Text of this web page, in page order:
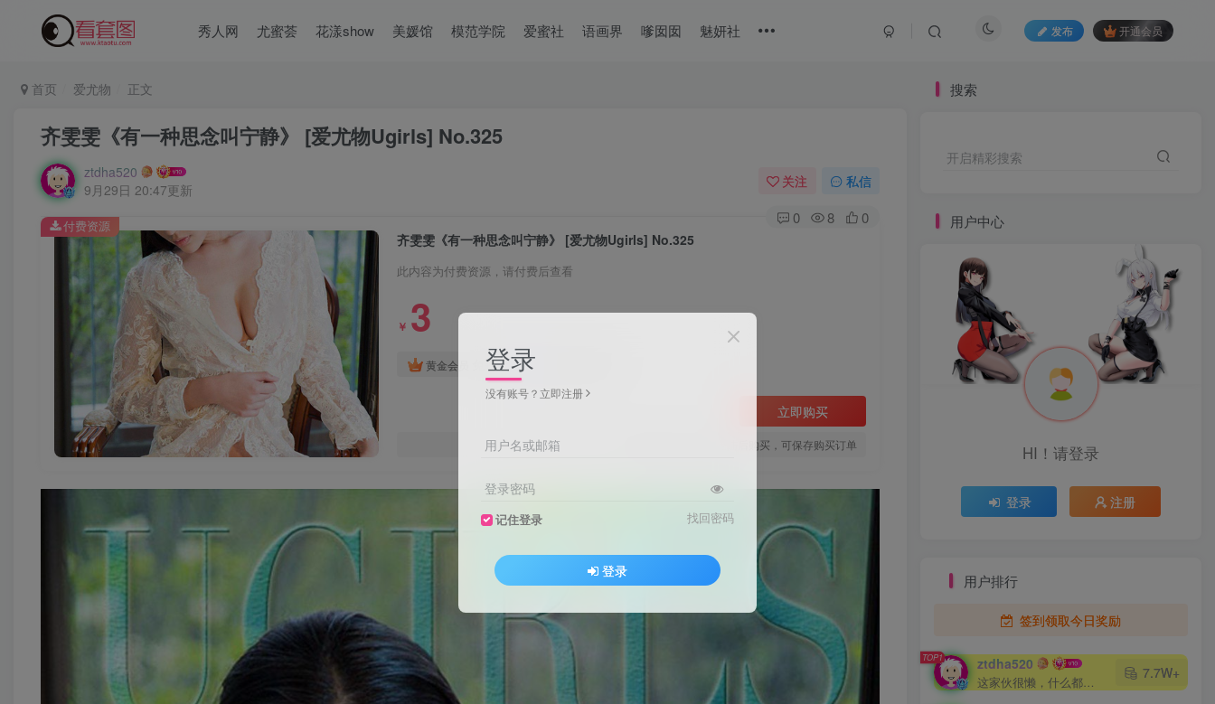
秀人网 尤蜜荟 花漾show 美媛馆 模范学院 爱蜜社 语画界 嗲囡囡 魅妍社 发布 开通会员
首页 爱尤物 正文
齐雯雯《有一种思念叫宁静》 [爱尤物Ugirls] No.325
ztdha520
9月29日 20:47更新
关注 私信
0 8 0
齐雯雯《有一种思念叫宁静》 [爱尤物Ugirls] No.325
此内容为付费资源，请付费后查看
￥ 3
黄金会员 免费
立即购买
您当前未登录！建议登陆后购买，可保存购买订单
付费资源
搜索
开启精彩搜索
用户中心
HI！请登录
登录 注册
用户排行
签到领取今日奖励
TOP1 ztdha520
这家伙很懒，什么都没有写...
7.7W+
登录
没有账号？立即注册
用户名或邮箱
登录密码
记住登录 找回密码
登录